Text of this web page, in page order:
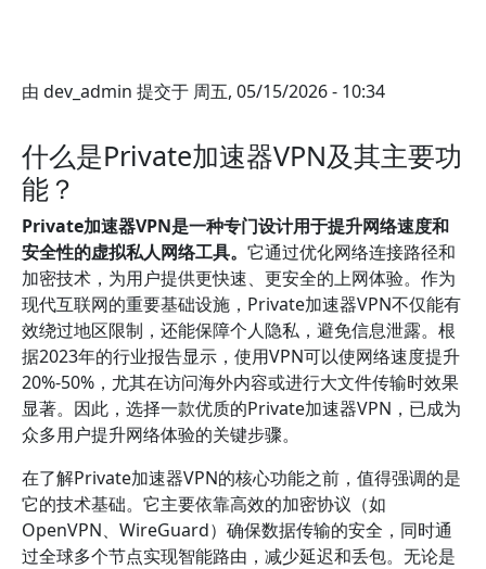
由 dev_admin 提交于 周五, 05/15/2026 - 10:34
什么是Private加速器VPN及其主要功
能？
Private加速器VPN是一种专门设计用于提升网络速度和
安全性的虚拟私人网络工具。 它通过优化网络连接路径和
加密技术，为用户提供更快速、更安全的上网体验。作为
现代互联网的重要基础设施，Private加速器VPN不仅能有
效绕过地区限制，还能保障个人隐私，避免信息泄露。根
据2023年的行业报告显示，使用VPN可以使网络速度提升
20%-50%，尤其在访问海外内容或进行大文件传输时效果
显著。因此，选择一款优质的Private加速器VPN，已成为
众多用户提升网络体验的关键步骤。
在了解Private加速器VPN的核心功能之前，值得强调的是
它的技术基础。它主要依靠高效的加密协议（如
OpenVPN、WireGuard）确保数据传输的安全，同时通
过全球多个节点实现智能路由，减少延迟和丢包。无论是